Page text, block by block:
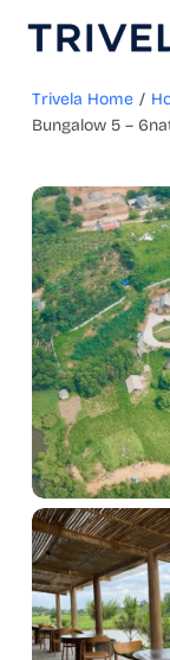
Trivela Home /
Bungalow 5 –